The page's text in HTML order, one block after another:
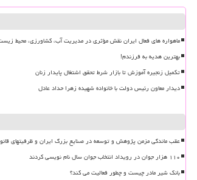
ماهواره های فعال ایران نقش مؤثری در مدیریت آب، کشاورزی، محیط
بهترین هدیه به فرزندم!
تکمیل زنجیره آموزش تا بازار شرط تحقق اشتغال پایدار زنان
دیدار معاون رئیس دولت با خانواده شهیده زهرا حداد عادل
عقب ماندگی مزمن پژوهش و توسعه در صنایع بزرگ ایران و ظرفیتهای
۱۱۰ هزار جوان در رویداد انتخاب جوان سال نام نویسی کردند
بانک شیر مادر چیست و چطور فعالیت می کند؟